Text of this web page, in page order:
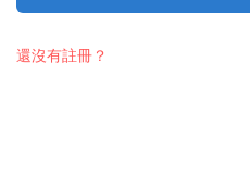
還沒有註冊？